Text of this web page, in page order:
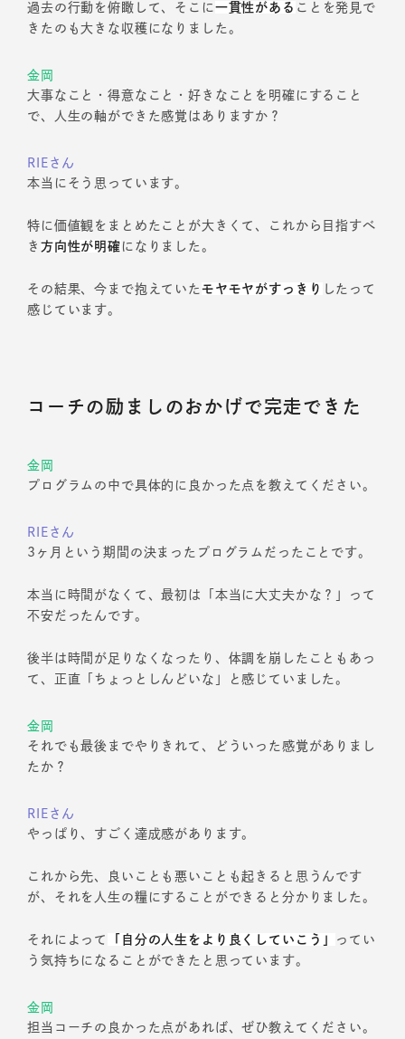
過去の行動を俯瞰して、そこに一貫性がある ことを発見で
きたのも大きな収穫になりました。
金岡
大事なこと・得意なこと・好きなことを明確にすること
で、人生の軸ができた感覚はありますか？
RIEさん
本当にそう思っています。
特に価値観をまとめたことが大きくて、これから目指すべ
き 方向性が明確 になりました。
その結果、今まで抱えていた モヤモヤがすっきり したって
感じています。
コーチの励ましのおかげで完走できた
金岡
プログラムの中で具体的に良かった点を教えてください。
RIEさん
3ヶ月という期間の決まったプログラムだったことです。
本当に時間がなくて、最初は「本当に大丈夫かな？」って
不安だったんです。
後半は時間が足りなくなったり、体調を崩したこともあっ
て、正直「ちょっとしんどいな」と感じていました。
金岡
それでも最後までやりきれて、どういった感覚がありまし
たか？
RIEさん
やっぱり、すごく達成感があります。
これから先、良いことも悪いことも起きると思うんです
が、それを人生の糧にすることができると分かりました。
それによって 「自分の人生をより良くしていこう」
ってい
う気持ちになることができたと思っています。
金岡
担当コーチの良かった点があれば、ぜひ教えてください。